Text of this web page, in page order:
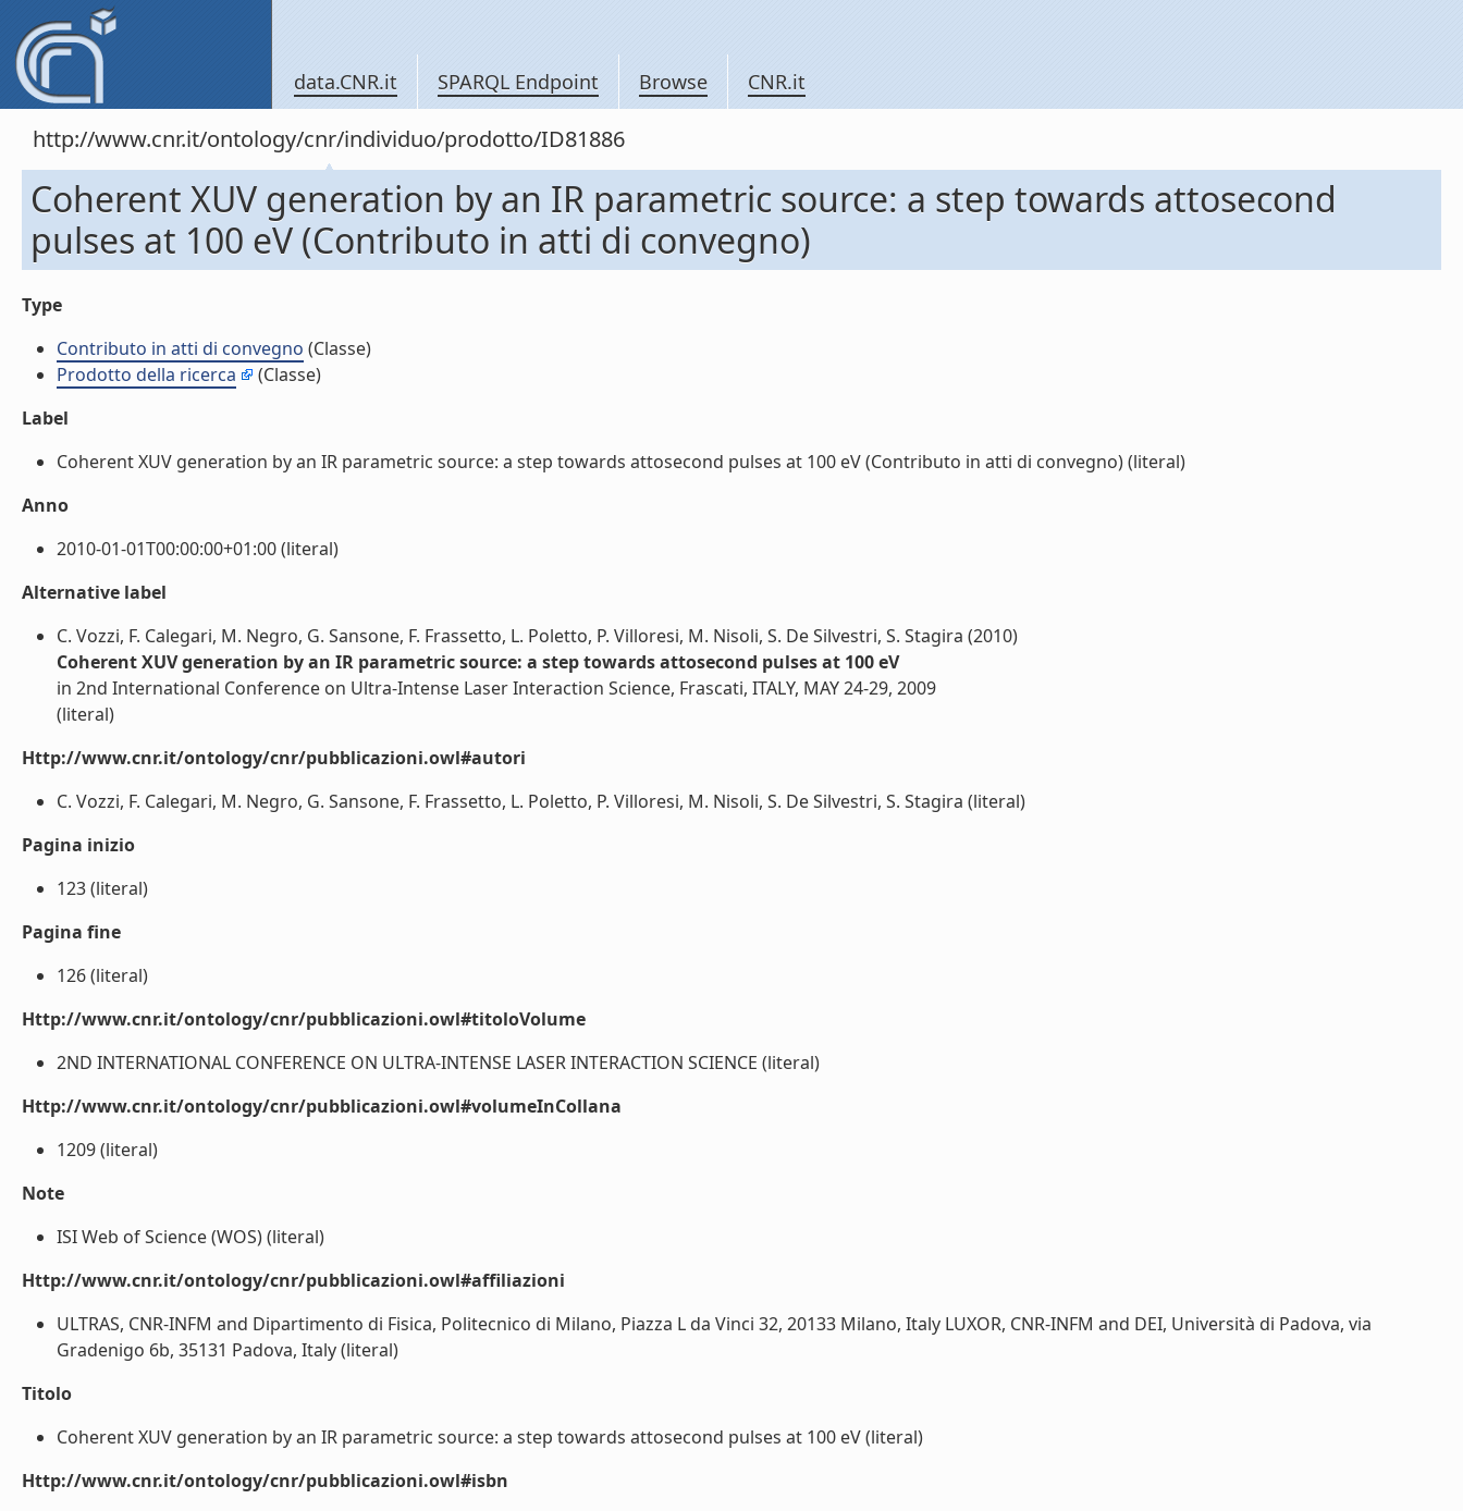
data.CNR.it SPARQL Endpoint Browse CNR.it
http://www.cnr.it/ontology/cnr/individuo/prodotto/ID81886
Coherent XUV generation by an IR parametric source: a step towards attosecond
pulses at 100 eV (Contributo in atti di convegno)
Type
Contributo in atti di convegno (Classe)
Prodotto della ricerca
(Classe)
Label
Coherent XUV generation by an IR parametric source: a step towards attosecond pulses at 100 eV (Contributo in atti di convegno) (literal)
Anno
2010-01-01T00:00:00+01:00 (literal)
Alternative label
C. Vozzi, F. Calegari, M. Negro, G. Sansone, F. Frassetto, L. Poletto, P. Villoresi, M. Nisoli, S. De Silvestri, S. Stagira (2010)
Coherent XUV generation by an IR parametric source: a step towards attosecond pulses at 100 eV
in 2nd International Conference on Ultra-Intense Laser Interaction Science, Frascati, ITALY, MAY 24-29, 2009
(literal)
Http://www.cnr.it/ontology/cnr/pubblicazioni.owl#autori
C. Vozzi, F. Calegari, M. Negro, G. Sansone, F. Frassetto, L. Poletto, P. Villoresi, M. Nisoli, S. De Silvestri, S. Stagira (literal)
Pagina inizio
123 (literal)
Pagina fine
126 (literal)
Http://www.cnr.it/ontology/cnr/pubblicazioni.owl#titoloVolume
2ND INTERNATIONAL CONFERENCE ON ULTRA-INTENSE LASER INTERACTION SCIENCE (literal)
Http://www.cnr.it/ontology/cnr/pubblicazioni.owl#volumeInCollana
1209 (literal)
Note
ISI Web of Science (WOS) (literal)
Http://www.cnr.it/ontology/cnr/pubblicazioni.owl#affiliazioni
ULTRAS, CNR-INFM and Dipartimento di Fisica, Politecnico di Milano, Piazza L da Vinci 32, 20133 Milano, Italy LUXOR, CNR-INFM and DEI, Università di Padova, via
Gradenigo 6b, 35131 Padova, Italy (literal)
Titolo
Coherent XUV generation by an IR parametric source: a step towards attosecond pulses at 100 eV (literal)
Http://www.cnr.it/ontology/cnr/pubblicazioni.owl#isbn